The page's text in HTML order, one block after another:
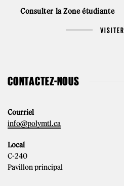
Consulter la Zone étudiante
VISITER
CONTACTEZ-NOUS
Courriel
info@polymtl.ca
Local
C-240
Pavillon principal